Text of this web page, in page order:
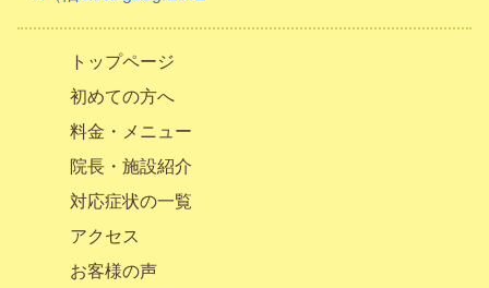
トップページ
初めての方へ
料金・メニュー
院長・施設紹介
対応症状の一覧
アクセス
お客様の声